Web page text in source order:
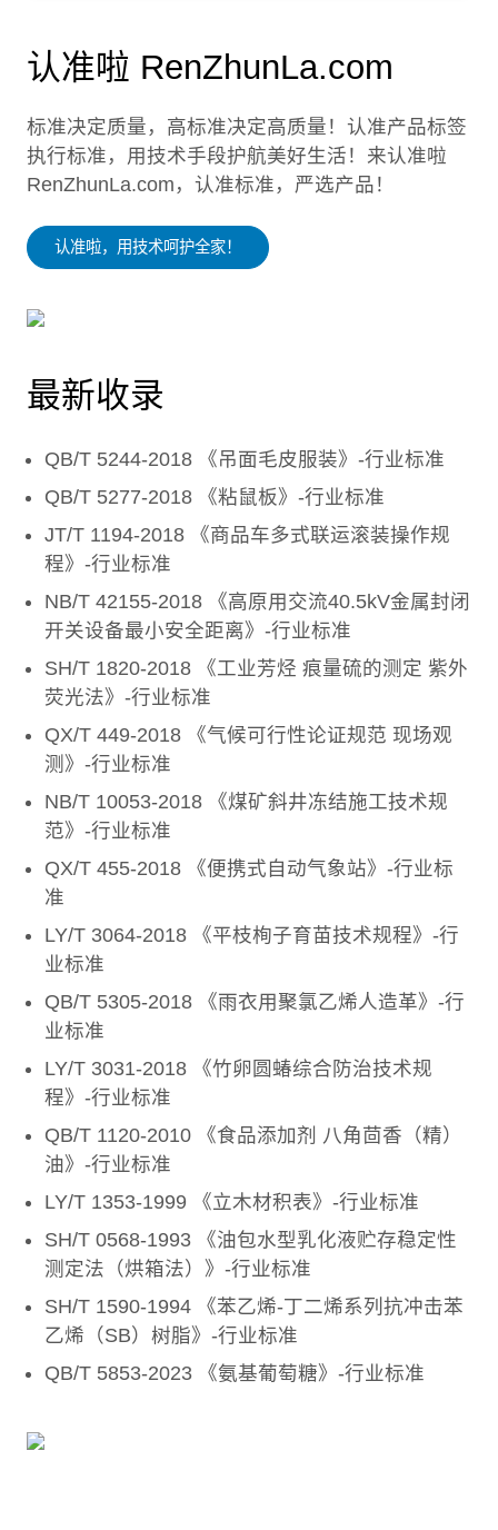
认准啦 RenZhunLa.com
标准决定质量，高标准决定高质量！认准产品标签
执行标准，用技术手段护航美好生活！来认准啦
RenZhunLa.com，认准标准，严选产品！
认准啦，用技术呵护全家！
最新收录
QB/T 5244-2018 《吊面毛皮服装》-行业标准
QB/T 5277-2018 《粘鼠板》-行业标准
JT/T 1194-2018 《商品车多式联运滚装操作规
程》-行业标准
NB/T 42155-2018 《高原用交流40.5kV金属封闭
开关设备最小安全距离》-行业标准
SH/T 1820-2018 《工业芳烃 痕量硫的测定 紫外
荧光法》-行业标准
QX/T 449-2018 《气候可行性论证规范 现场观
测》-行业标准
NB/T 10053-2018 《煤矿斜井冻结施工技术规
范》-行业标准
QX/T 455-2018 《便携式自动气象站》-行业标
准
LY/T 3064-2018 《平枝栒子育苗技术规程》-行
业标准
QB/T 5305-2018 《雨衣用聚氯乙烯人造革》-行
业标准
LY/T 3031-2018 《竹卵圆蝽综合防治技术规
程》-行业标准
QB/T 1120-2010 《食品添加剂 八角茴香（精）
油》-行业标准
LY/T 1353-1999 《立木材积表》-行业标准
SH/T 0568-1993 《油包水型乳化液贮存稳定性
测定法（烘箱法）》-行业标准
SH/T 1590-1994 《苯乙烯-丁二烯系列抗冲击苯
乙烯（SB）树脂》-行业标准
QB/T 5853-2023 《氨基葡萄糖》-行业标准